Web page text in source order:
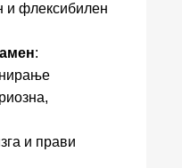
и флексибилен
:
и прави